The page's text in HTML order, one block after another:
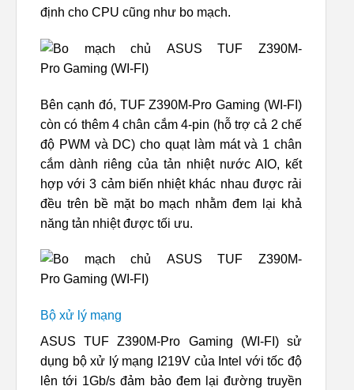
định cho CPU cũng như bo mạch.
Bên cạnh đó, TUF Z390M-Pro Gaming (WI-FI)
còn có thêm 4 chân cắm 4-pin (hỗ trợ cả 2 chế
độ PWM và DC) cho quạt làm mát và 1 chân
cắm dành riêng của tản nhiệt nước AIO, kết
hợp với 3 cảm biến nhiệt khác nhau được rải
đều trên bề mặt bo mạch nhằm đem lại khả
năng tản nhiệt được tối ưu.
Bộ xử lý mạng
ASUS TUF Z390M-Pro Gaming (WI-FI) sử
dụng bộ xử lý mạng I219V của Intel với tốc độ
lên tới 1Gb/s đảm bảo đem lại đường truyền